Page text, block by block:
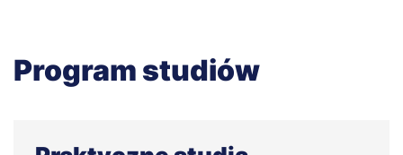
Program studiów